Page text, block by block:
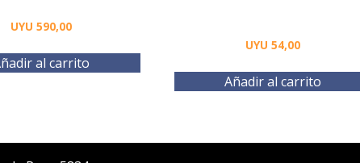
UYU590,00
al carrito
UYU54,00
Añadir al carrito